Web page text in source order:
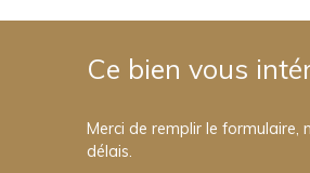
Ce bien vous
Merci de remplir le formulaire,
délais.